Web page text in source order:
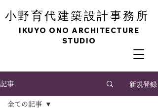
小野育代建築設計事務所
IKUYO ONO ARCHITECTURE
STUDIO
記事 新規登録
全ての記事